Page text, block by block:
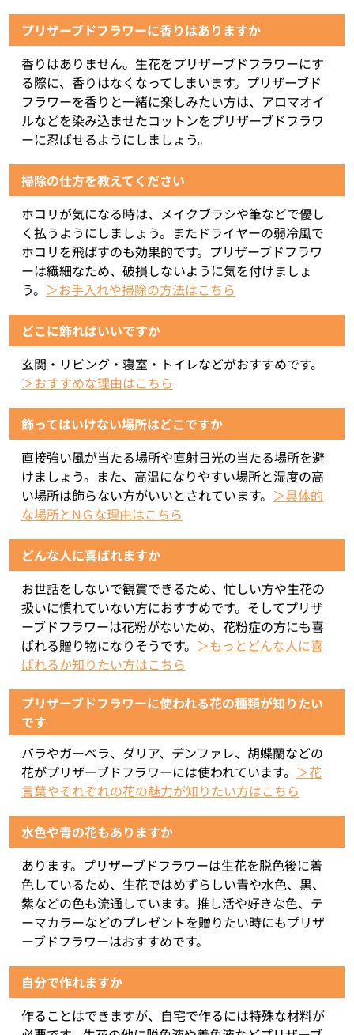
プリザーブドフラワーに香りはありますか
香りはありません。生花をプリザーブドフラワーにす
る際に、香りはなくなってしまいます。プリザーブド
フラワーを香りと一緒に楽しみたい方は、アロマオイ
ルなどを染み込ませたコットンをプリザーブドフラワ
ーに忍ばせるようにしましょう。
掃除の仕方を教えてください
ホコリが気になる時は、メイクブラシや筆などで優し
く払うようにしましょう。またドライヤーの弱冷風で
ホコリを飛ばすのも効果的です。プリザーブドフラワ
ーは繊細なため、破損しないように気を付けましょ
う。 ＞お手入れや掃除の方法はこちら
どこに飾ればいいですか
玄関・リビング・寝室・トイレなどがおすすめです。
＞おすすめな理由はこちら
飾ってはいけない場所はどこですか
直接強い風が当たる場所や直射日光の当たる場所を避
けましょう。また、高温になりやすい場所と湿度の高
い場所は飾らない方がいいとされています。 ＞具体的
な場所とNＧな理由はこちら
どんな人に喜ばれますか
お世話をしないで観賞できるため、忙しい方や生花の
扱いに慣れていない方におすすめです。そしてプリザ
ーブドフラワーは花粉がないため、花粉症の方にも喜
ばれる贈り物になりそうです。 ＞もっとどんな人に喜
ばれるか知りたい方はこちら
プリザーブドフラワーに使われる花の種類が知りたい
です
バラやガーベラ、ダリア、デンファレ、胡蝶蘭などの
花がプリザーブドフラワーには使われています。 ＞花
言葉やそれぞれの花の魅力が知りたい方はこちら
水色や青の花もありますか
あります。プリザーブドフラワーは生花を脱色後に着
色しているため、生花ではめずらしい青や水色、黒、
紫などの色も流通しています。推し活や好きな色、テ
ーマカラーなどのプレゼントを贈りたい時にもプリザ
ーブドフラワーはおすすめです。
自分で作れますか
作ることはできますが、自宅で作るには特殊な材料が